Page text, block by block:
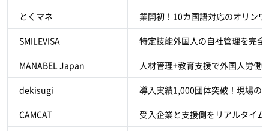
とくマネ 業開初！10カ国語対応のオリン
SMILEVISA 特定技能外国人の自社管理を完全
MANABEL Japan 人材管理+教育支援で外国人労働
dekisugi 導入実績1,000団体突破！現場の
CAMCAT 受入企業と支援側をリアルタイム